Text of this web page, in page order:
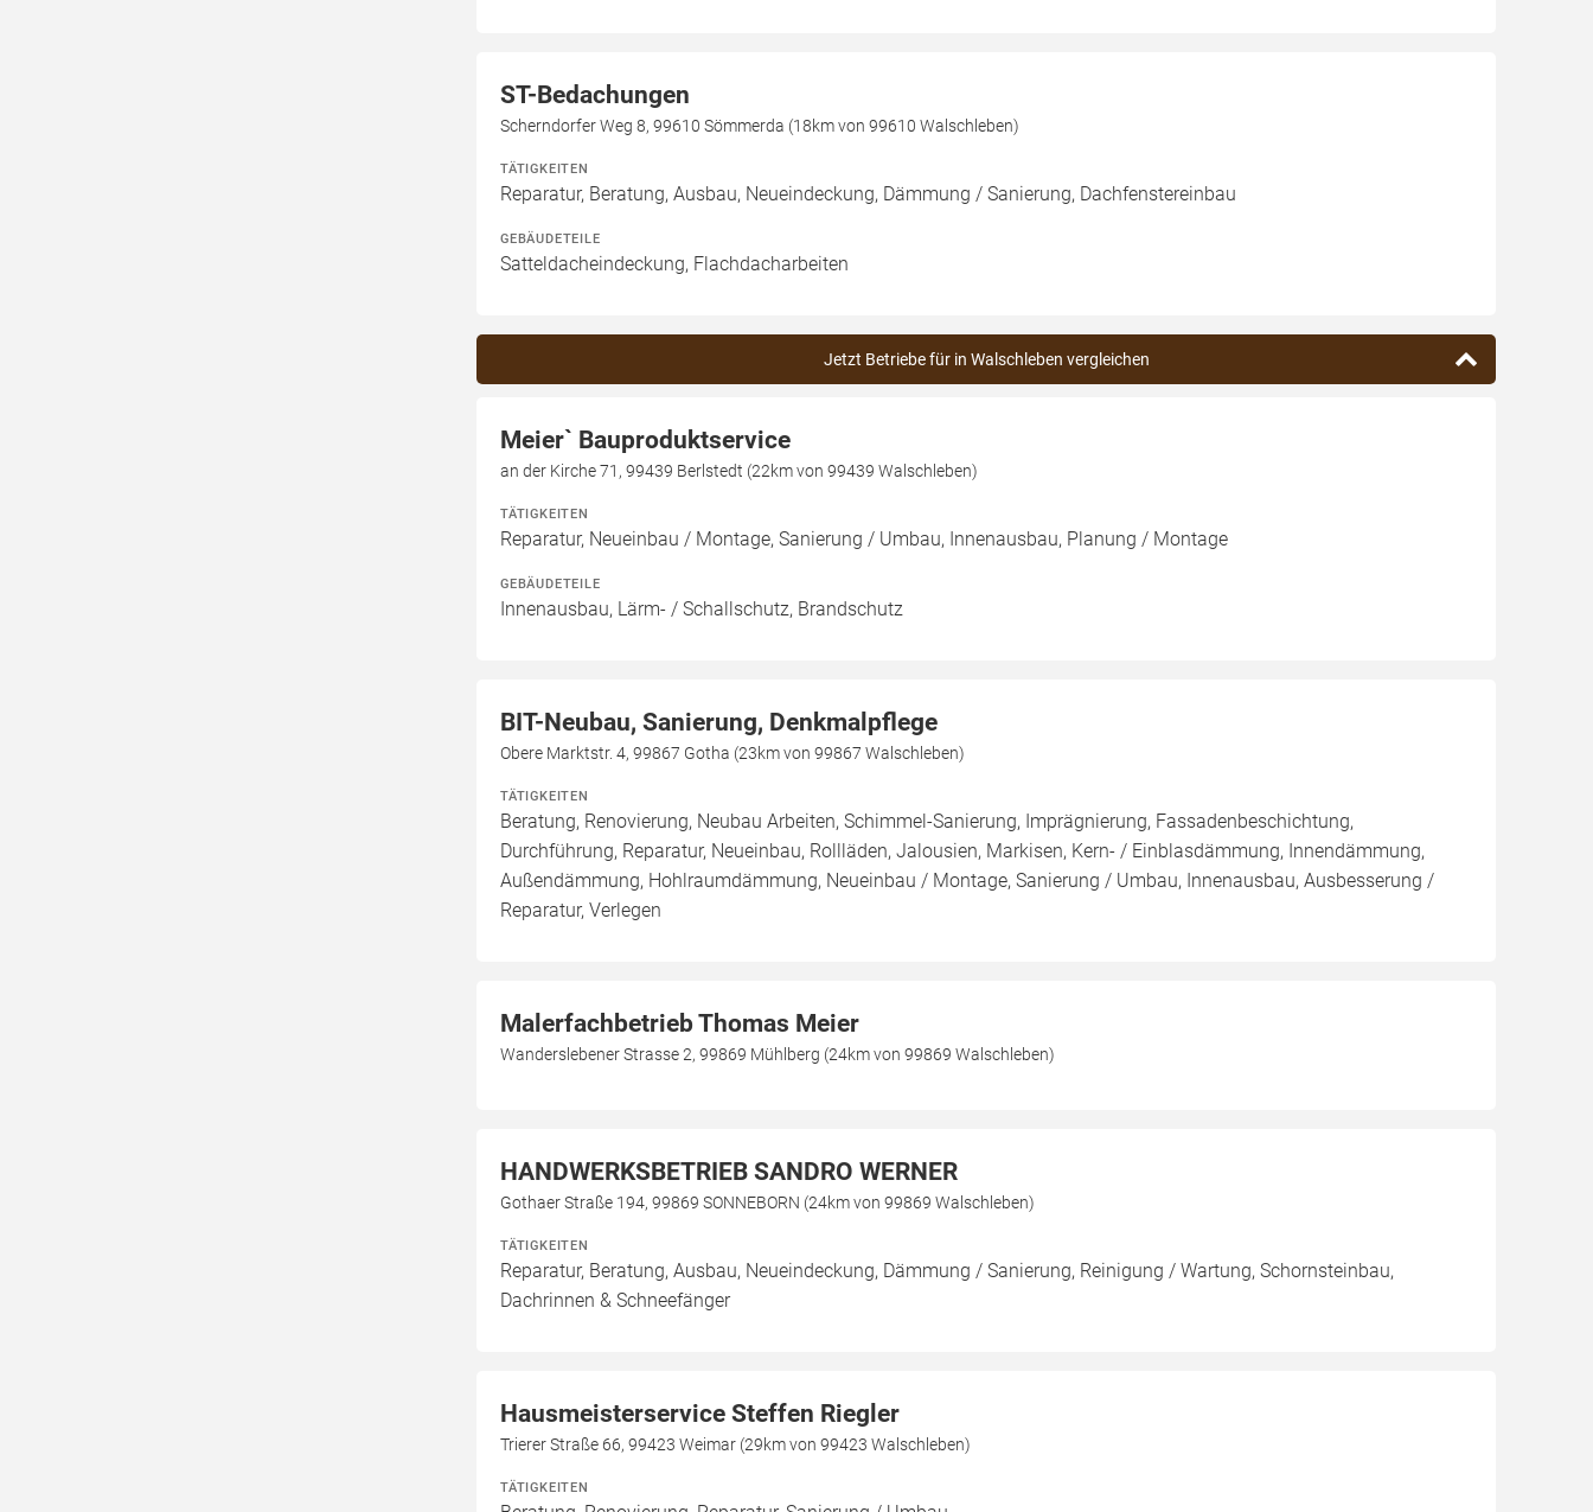
ST-Bedachungen
Scherndorfer Weg 8, 99610 Sömmerda (18km von 99610 Walschleben)
TÄTIGKEITEN
Reparatur, Beratung, Ausbau, Neueindeckung, Dämmung / Sanierung, Dachfenstereinbau
GEBÄUDETEILE
Satteldacheindeckung, Flachdacharbeiten
Jetzt Betriebe für in Walschleben vergleichen
Meier` Bauproduktservice
an der Kirche 71, 99439 Berlstedt (22km von 99439 Walschleben)
TÄTIGKEITEN
Reparatur, Neueinbau / Montage, Sanierung / Umbau, Innenausbau, Planung / Montage
GEBÄUDETEILE
Innenausbau, Lärm- / Schallschutz, Brandschutz
BIT-Neubau, Sanierung, Denkmalpflege
Obere Marktstr. 4, 99867 Gotha (23km von 99867 Walschleben)
TÄTIGKEITEN
Beratung, Renovierung, Neubau Arbeiten, Schimmel-Sanierung, Imprägnierung, Fassadenbeschichtung,
Durchführung, Reparatur, Neueinbau, Rollläden, Jalousien, Markisen, Kern- / Einblasdämmung, Innendämmung,
Außendämmung, Hohlraumdämmung, Neueinbau / Montage, Sanierung / Umbau, Innenausbau, Ausbesserung /
Reparatur, Verlegen
Malerfachbetrieb Thomas Meier
Wanderslebener Strasse 2, 99869 Mühlberg (24km von 99869 Walschleben)
HANDWERKSBETRIEB SANDRO WERNER
Gothaer Straße 194, 99869 SONNEBORN (24km von 99869 Walschleben)
TÄTIGKEITEN
Reparatur, Beratung, Ausbau, Neueindeckung, Dämmung / Sanierung, Reinigung / Wartung, Schornsteinbau,
Dachrinnen & Schneefänger
Hausmeisterservice Steffen Riegler
Trierer Straße 66, 99423 Weimar (29km von 99423 Walschleben)
TÄTIGKEITEN